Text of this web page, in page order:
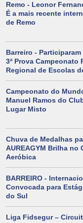
Remo - Leonor
É a mais recente
de Remo
Barreiro -
3ª Prova Campeonato
Regional de Escolas
Campeonato do
Manuel Ramos do
Lugar Misto
Chuva de Medalhas
AUREAGYM Brilha
Aeróbica
BARREIRO -
Convocada para
do Sul
Liga Fidsegur –